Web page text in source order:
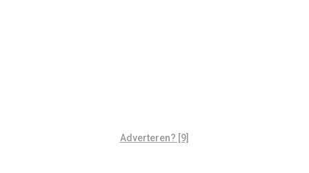
Adverteren? [9]